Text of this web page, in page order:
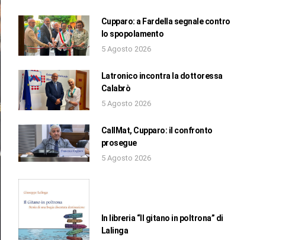
Cupparo: a Fardella segnale contro
lo spopolamento
5 Agosto 2026
Latronico incontra la dottoressa
Calabrò
5 Agosto 2026
CallMat, Cupparo: il confronto
prosegue
5 Agosto 2026
In libreria “Il gitano in poltrona” di
Lalinga